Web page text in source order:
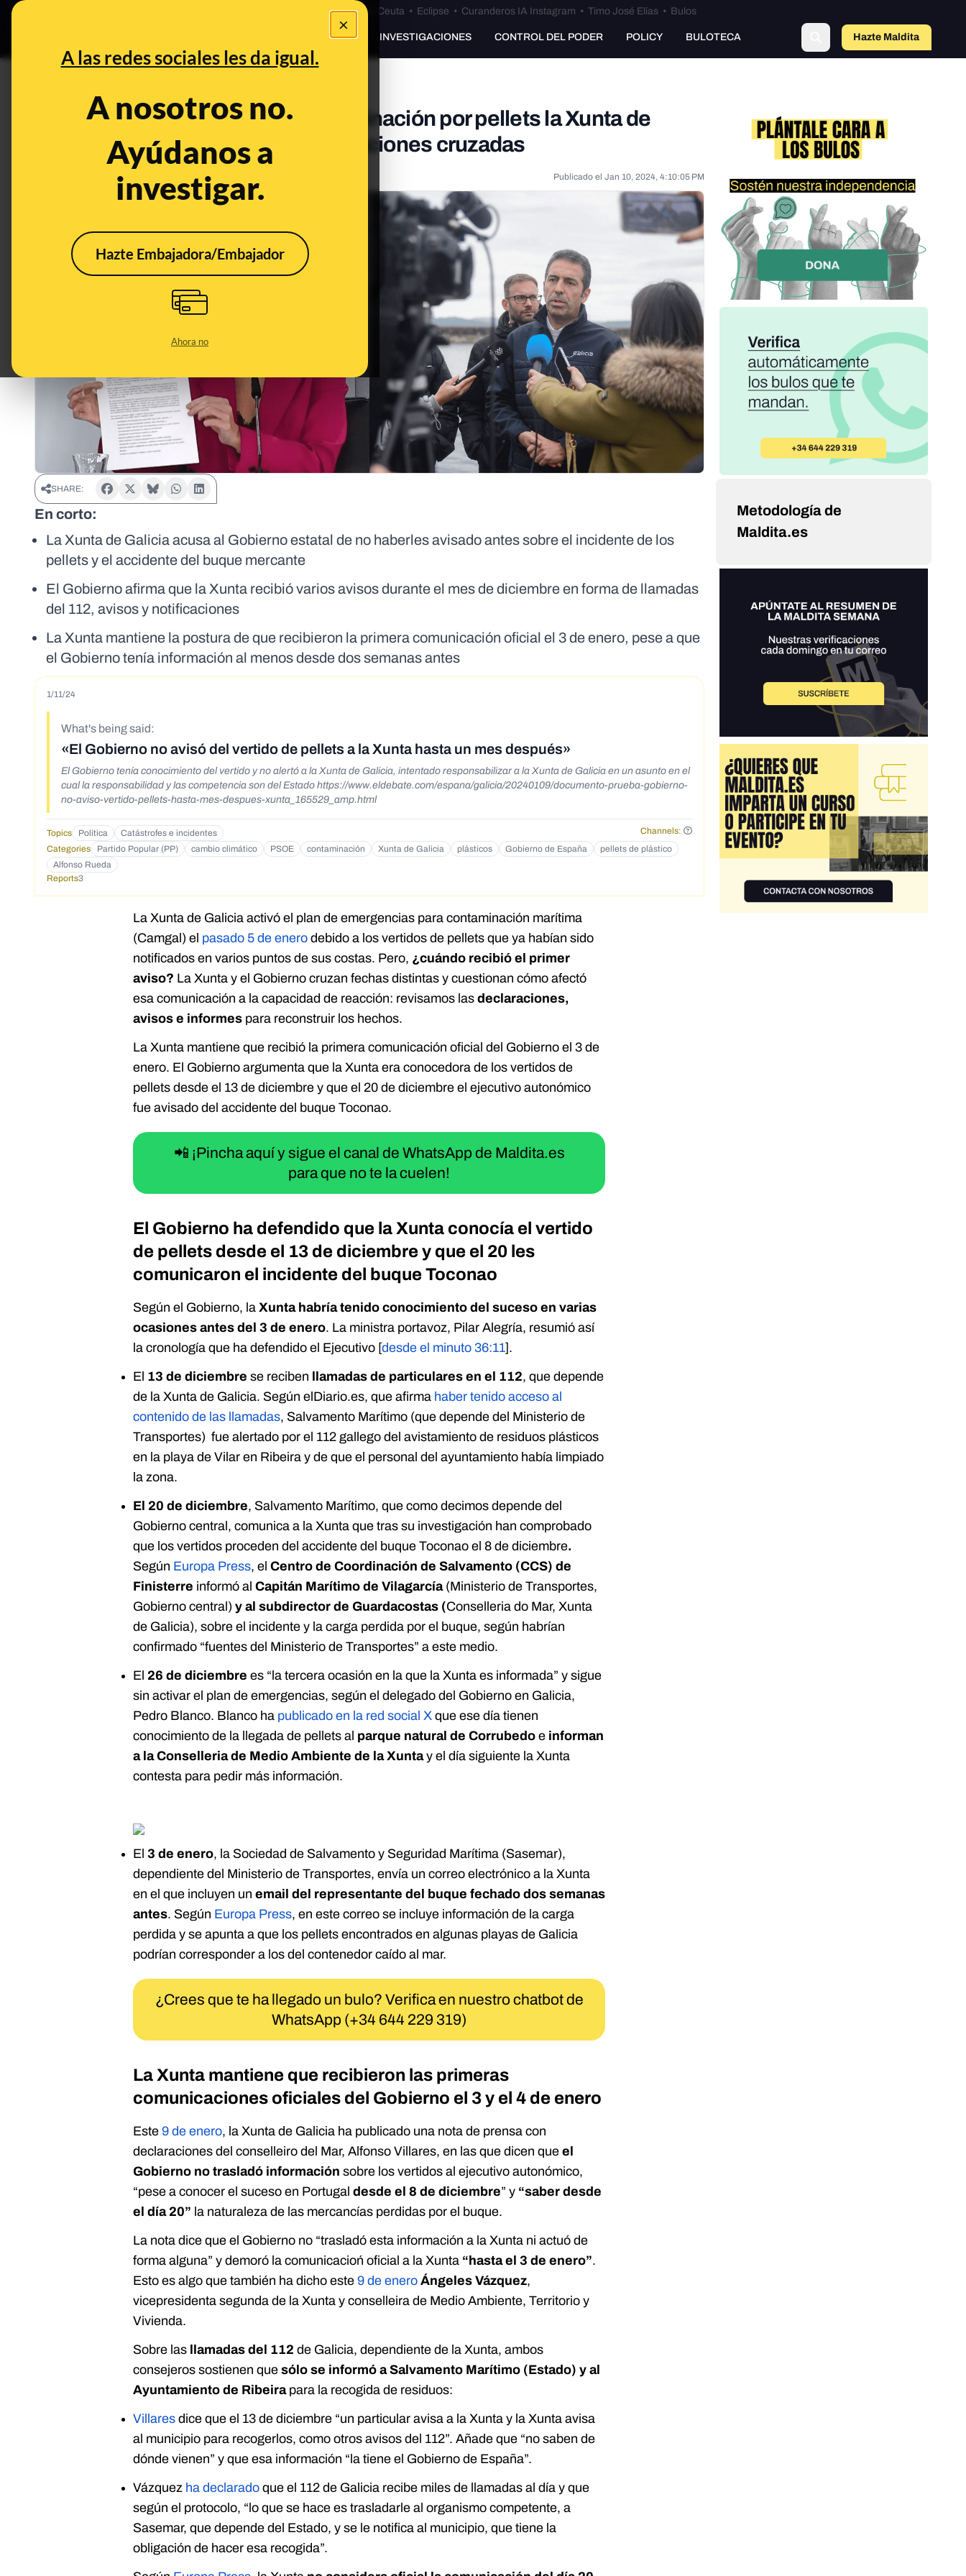
×
A las redes sociales les da igual.
A nosotros no.
Ayúdanos a
investigar.
Hazte Embajadora/Embajador
Ahora no
Especial Ceuta•Bulos Ceuta • Eclipse • Curanderos IA Instagram • Timo José Elías • Bulos
PREBUNKING INVESTIGACIONES CONTROL DEL PODER POLICY BULOTECA Hazte Maldito
Cuándo recibió el aviso de contaminación por pellets la Xunta de
Galicia: fechas, informes y declaraciones cruzadas
Economía Publicado el Jan 10, 2024, 4:10:05 PM
SHARE:
En corto:
La Xunta de Galicia acusa al Gobierno estatal de no haberles avisado antes sobre el incidente de los
pellets y el accidente del buque mercante
El Gobierno afirma que la Xunta recibió varios avisos durante el mes de diciembre en forma de llamadas
del 112, avisos y notificaciones
La Xunta mantiene la postura de que recibieron la primera comunicación oficial el 3 de enero, pese a que
el Gobierno tenía información al menos desde dos semanas antes
1/11/24
What's being said:
«El Gobierno no avisó del vertido de pellets a la Xunta hasta un mes después»
El Gobierno tenía conocimiento del vertido y no alertó a la Xunta de Galicia, intentado responsabilizar a la Xunta de Galicia en un asunto en el
cual la responsabilidad y las competencia son del Estado https://www.eldebate.com/espana/galicia/20240109/documento-prueba-gobierno-
no-aviso-vertido-pellets-hasta-mes-despues-xunta_165529_amp.html
Topics Política Catástrofes e incidentes
Channels:
Categories
Partido Popular (PP) cambio climático PSOE contaminación Xunta de Galicia plásticos Gobierno de España
pellets de plástico
Alfonso Rueda
Reports3
La Xunta de Galicia activó el plan de emergencias para contaminación marítima
(Camgal) el pasado 5 de enero debido a los vertidos de pellets que ya habían sido
notificados en varios puntos de sus costas. Pero, ¿cuándo recibió el primer
aviso? La Xunta y el Gobierno cruzan fechas distintas y cuestionan cómo afectó
esa comunicación a la capacidad de reacción: revisamos lasdeclaraciones,
avisos e informes para reconstruir los hechos.
La Xunta mantiene que recibió la primera comunicación oficial del Gobierno el 3 de
enero. El Gobierno argumenta que la Xunta era conocedora de los vertidos de
pellets desde el 13 de diciembre y que el 20 de diciembre el ejecutivo autonómico
fue avisado del accidente del buque Toconao.
📲 ¡Pincha aquí y sigue el canal de WhatsApp de Maldita.es
para que no te la cuelen!
El Gobierno ha defendido que la Xunta conocía el vertido
de pellets desde el 13 de diciembre y que el 20 les
comunicaron el incidente del buque Toconao
Según el Gobierno, laXunta habría tenido conocimiento del suceso en varias
ocasiones antes del 3 de enero. La ministra portavoz, Pilar Alegría, resumió así
la cronología que ha defendido el Ejecutivo [desde el minuto 36:11].
El 13 de diciembre se reciben llamadas de particulares en el 112, que depende
de la Xunta de Galicia. Según elDiario.es, que afirma haber tenido acceso al
contenido de las llamadas, Salvamento Marítimo (que depende del Ministerio de
Transportes) fue alertado por el 112 gallego del avistamiento de residuos plásticos
en la playa de Vilar en Ribeira y de que el personal del ayuntamiento había limpiado
la zona.
El 20 de diciembre, Salvamento Marítimo, que como decimos depende del
Gobierno central, comunica a la Xunta que tras su investigación han comprobado
que los vertidos proceden del accidente del buque Toconao el 8 de diciembre.
Según Europa Press, elCentro de Coordinación de Salvamento (CCS) de
Finisterre informó alCapitán Marítimo de Vilagarcía(Ministerio de Transportes,
Gobierno central)y al subdirector de Guardacostas (Conselleria do Mar, Xunta
de Galicia), sobre el incidente y la carga perdida por el buque, según habrían
confirmado “fuentes del Ministerio de Transportes” a este medio.
El 26 de diciembre es “la tercera ocasión en la que la Xunta es informada” y sigue
sin activar el plan de emergencias, según el delegado del Gobierno en Galicia,
Pedro Blanco. Blanco ha publicado en la red social X que ese día tienen
conocimiento de la llegada de pellets al parque natural de Corrubedo e informan
a la Conselleria de Medio Ambiente de la Xuntay el día siguiente la Xunta
contesta para pedir más información.
El3 de enero, la Sociedad de Salvamento y Seguridad Marítima (Sasemar),
dependiente del Ministerio de Transportes, envía un correo electrónico a la Xunta
en el que incluyen unemail del representante del buque fechado dos semanas
antes. Según Europa Press, en este correo se incluye información de la carga
perdida y se apunta a que los pellets encontrados en algunas playas de Galicia
podrían corresponder a los del contenedor caído al mar.
¿Crees que te ha llegado un bulo? Verifica en nuestro chatbot de
WhatsApp (+34 644 229 319)
La Xunta mantiene que recibieron las primeras
comunicaciones oficiales del Gobierno el 3 y el 4 de enero
Este9 de enero, la Xunta de Galicia ha publicado una nota de prensa con
declaraciones del conselleiro del Mar, Alfonso Villares, en las que dicen queel
Gobierno no trasladó información sobre los vertidos al ejecutivo autonómico,
“pese a conocer el suceso en Portugaldesde el 8 de diciembre” y “saber desde
el día 20” la naturaleza de las mercancías perdidas por el buque.
La nota dice que el Gobierno no “trasladó esta información a la Xunta ni actuó de
forma alguna” y demoró la comunicacioń oficial a la Xunta “hasta el 3 de enero”.
Esto es algo que también ha dicho este9 de enero Ángeles Vázquez,
vicepresidenta segunda de la Xunta y conselleira de Medio Ambiente, Territorio y
Vivienda.
Sobre las
llamadas del 112 de Galicia, dependiente de la Xunta, ambos
consejeros sostienen quesólo se informó a Salvamento Marítimo (Estado) y al
Ayuntamiento de Ribeirapara la recogida de residuos:
Villares dice que el 13 de diciembre “un particular avisa a la Xunta y la Xunta avisa
al municipio para recogerlos, como otros avisos del 112”. Añade que “no saben de
dónde vienen” y que esa información “la tiene el Gobierno de España”.
Vázquez ha declarado que el 112 de Galicia recibe miles de llamadas al día y que
según el protocolo, “lo que se hace es trasladarle al organismo competente, a
Sasemar, que depende del Estado, y se le notifica al municipio, que tiene la
obligación de hacer esa recogida”.
Metodología de
Maldita.es